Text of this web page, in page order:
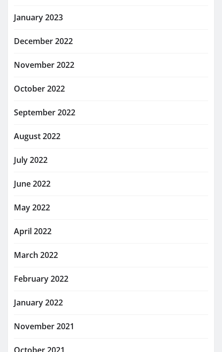
January 2023
December 2022
November 2022
October 2022
September 2022
August 2022
July 2022
June 2022
May 2022
April 2022
March 2022
February 2022
January 2022
November 2021